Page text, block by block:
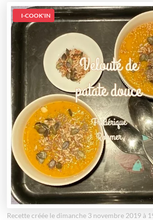
I-COOK'IN
Recette créée le dimanche 3 novembre 2019 à